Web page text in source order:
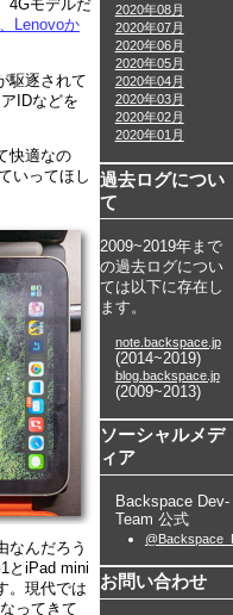
4Gモデルだ
Lenovoか
駆逐されて
IDなどを
快適なの
いってほし
なんだろう
とiPad mini
。現代では
ってきて
2020年08月
2020年07月
2020年06月
2020年05月
2020年04月
2020年03月
2020年02月
2020年01月
過去ログについ
て
2009~2019年まで
の過去ログについ
ては以下に存在し
ます。
note.backspace.jp
(2014~2019)
blog.backspace.jp
(2009~2013)
ソーシャルメデ
ィア
Backspace Dev-
Team 公式
お問い合わせ